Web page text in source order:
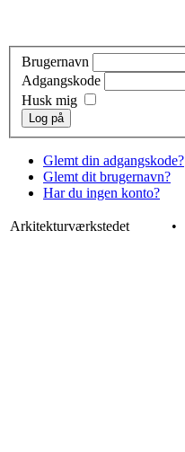
Brugernavn
Adgangskode
Husk mig
Log på
Glemt din adgangskode?
Glemt dit brugernavn?
Har du ingen konto?
Arkitekturværkstedet •